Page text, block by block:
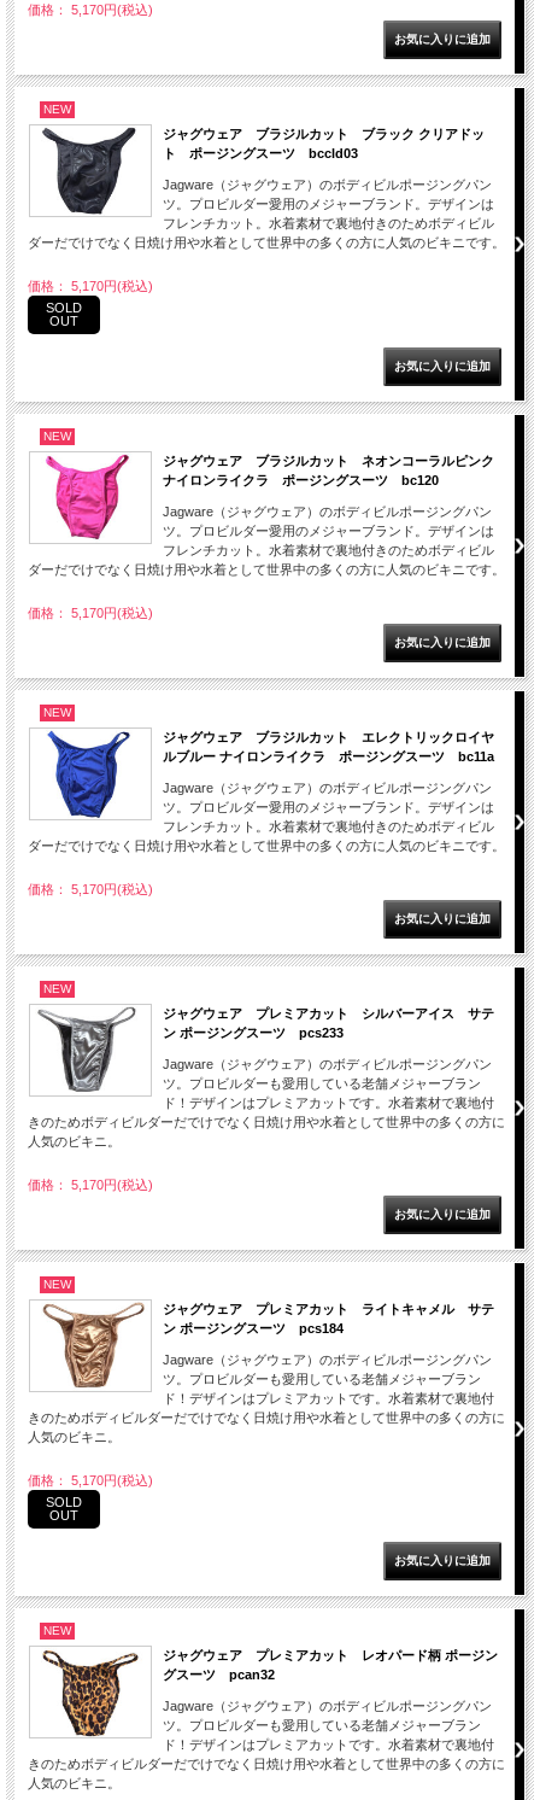
価格： 5,170円(税込)
NEW
ジャグウェア ブラジルカット ブラック クリアドッ
ト ポージングスーツ bccld03
Jagware（ジャグウェア）のボディビルポージングパン
ツ。プロビルダー愛用のメジャーブランド。デザインは
フレンチカット。水着素材で裏地付きのためボディビル
ダーだでけでなく日焼け用や水着として世界中の多くの方に人気のビキニです。
価格： 5,170円(税込)
SOLD
OUT
NEW
ジャグウェア ブラジルカット ネオンコーラルピンク
ナイロンライクラ ポージングスーツ bc120
Jagware（ジャグウェア）のボディビルポージングパン
ツ。プロビルダー愛用のメジャーブランド。デザインは
フレンチカット。水着素材で裏地付きのためボディビル
ダーだでけでなく日焼け用や水着として世界中の多くの方に人気のビキニです。
価格： 5,170円(税込)
NEW
ジャグウェア ブラジルカット エレクトリックロイヤ
ルブルー ナイロンライクラ ポージングスーツ bc11a
Jagware（ジャグウェア）のボディビルポージングパン
ツ。プロビルダー愛用のメジャーブランド。デザインは
フレンチカット。水着素材で裏地付きのためボディビル
ダーだでけでなく日焼け用や水着として世界中の多くの方に人気のビキニです。
価格： 5,170円(税込)
NEW
ジャグウェア プレミアカット シルバーアイス サテ
ン ポージングスーツ pcs233
Jagware（ジャグウェア）のボディビルポージングパン
ツ。プロビルダーも愛用している老舗メジャーブラン
ド！デザインはプレミアカットです。水着素材で裏地付
きのためボディビルダーだでけでなく日焼け用や水着として世界中の多くの方に
人気のビキニ。
価格： 5,170円(税込)
NEW
ジャグウェア プレミアカット ライトキャメル サテ
ン ポージングスーツ pcs184
Jagware（ジャグウェア）のボディビルポージングパン
ツ。プロビルダーも愛用している老舗メジャーブラン
ド！デザインはプレミアカットです。水着素材で裏地付
きのためボディビルダーだでけでなく日焼け用や水着として世界中の多くの方に
人気のビキニ。
価格： 5,170円(税込)
SOLD
OUT
NEW
ジャグウェア プレミアカット レオパード柄 ポージン
グスーツ pcan32
Jagware（ジャグウェア）のボディビルポージングパン
ツ。プロビルダーも愛用している老舗メジャーブラン
ド！デザインはプレミアカットです。水着素材で裏地付
きのためボディビルダーだでけでなく日焼け用や水着として世界中の多くの方に
人気のビキニ。